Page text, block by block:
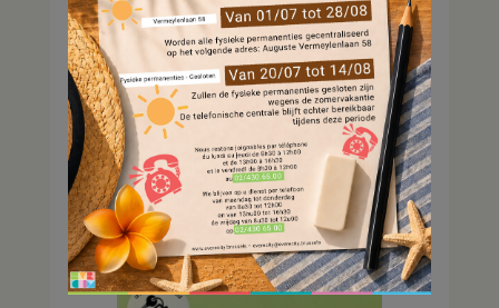
la vie plus agréable à tous. Avec
le slogan « Un sourire, c’est la
clé », la campagne ambitionne
de renforcer la confiance, la
compréhension et la
reconnaissance entre les
locataires et ceux qui œuvrent
chaque jour à leurs côtés.